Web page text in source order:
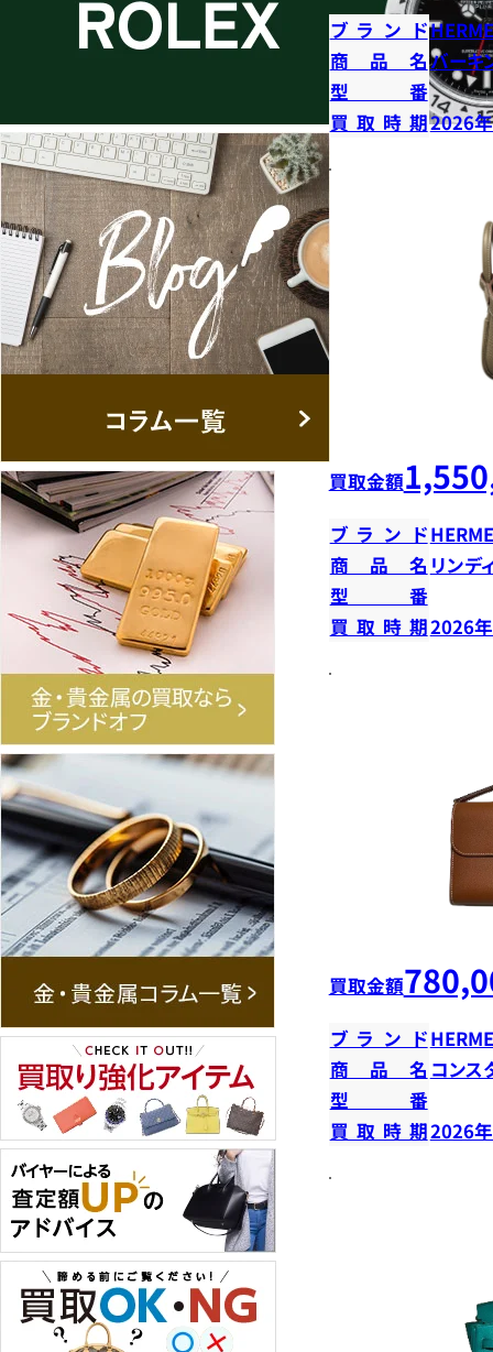
ブランド
商品名バーキ
型番
買取時期2026
買取金額
ブランド
商品名 リンデ
型番
買取時期2026
買取金額
ブランド
商品名 コンス
型番
買取時期2026